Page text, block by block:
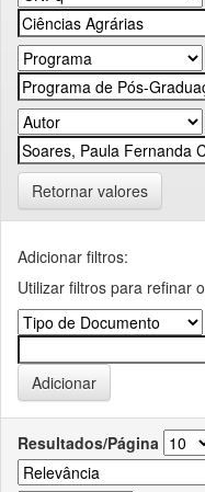
Retornar valores
Adicionar filtros:
Utilizar filtros para refinar
Resultados/Página